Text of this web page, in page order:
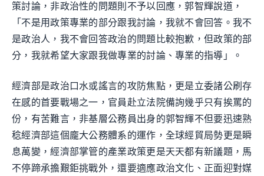
策討論，非政治性的問題則不予以回應，郭智輝說道，
「不是用政策專業的部分跟我討論，我就不會回答。我不
是政治人，我不會回答政治的問題比較抱歉，但政策的部
分，我就希望大家跟我做專業的討論、專業的指導」。
經濟部是政治口水或謠言的攻防焦點，更是立委諸公刷存
在感的首要戰場之一，官員赴立法院備詢幾乎只有挨罵的
份，有苦難言，非基層公務員出身的郭智輝不但要迅速熟
稔經濟部這個龐大公務體系的運作，全球經貿局勢更是瞬
息萬變，經濟部掌管的產業政策更是天天都有新議題，馬
不停蹄承擔艱鉅挑戰外，還要適應政治文化、正面迎對媒